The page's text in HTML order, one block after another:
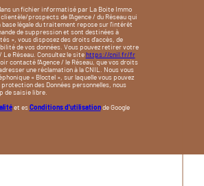
un fichier informatisé par La Boite Immo
prospects de l'Agence / du Réseau qui
légale du traitement repose sur l'intérêt
de suppression et sont destinées à
», vous disposez des droits d’accès, de
de vos données. Vous pouvez retirer votre
Réseau. Consultez le sitehttps://cnil.fr/fr
contacté l'Agence / le Réseau, que vos droits
une réclamation à la CNIL. Nous vous
« Bloctel », sur laquelle vous pouvez
protection des Données personnelles, nous
de saisie libre.
et esConditions d'utilisationde Google